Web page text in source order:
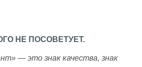
НЕ ПОСОВЕТУЕТ.
— это знак качества, знак